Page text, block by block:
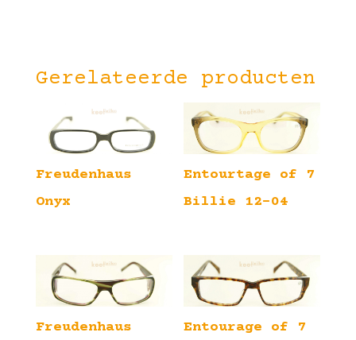
Gerelateerde producten
Freudenhaus
Onyx
Entourtage of 7
Billie 12-04
Freudenhaus
Entourage of 7